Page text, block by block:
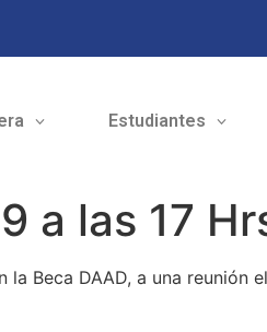
Estudiantes
a las 17
Beca DAAD, a una reunión